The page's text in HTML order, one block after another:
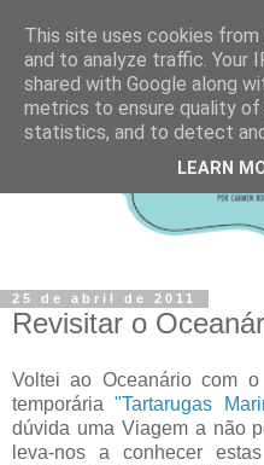
25 de abril de 2011
Revisitar o
Voltei ao Oceanário com
temporária"Tartarugas
dúvida uma Viagem a não
leva-nos a conhecer
This site uses cookies
and to analyze traffic. Your
shared with Google along
metrics to ensure quality of
statistics, and to detect
LEARN